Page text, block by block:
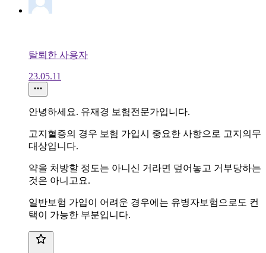
탈퇴한 사용자
23.05.11
안녕하세요. 유재경 보험전문가입니다.
고지혈증의 경우 보험 가입시 중요한 사항으로 고지의무
대상입니다.
약을 처방할 정도는 아니신 거라면 덮어놓고 거부당하는
것은 아니고요.
일반보험 가입이 어려운 경우에는 유병자보험으로도 컨
택이 가능한 부분입니다.